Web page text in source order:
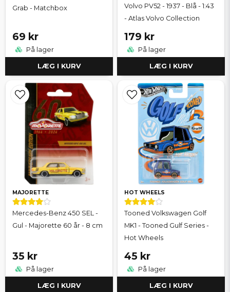
Grab - Matchbox
69 kr
På lager
LÆG I KURV
Volvo PV52 - 1937 - Blå - 1:43
- Atlas Volvo Collection
179 kr
På lager
LÆG I KURV
MAJORETTE
Mercedes-Benz 450 SEL -
Gul - Majorette 60 år - 8 cm
35 kr
På lager
LÆG I KURV
HOT WHEELS
Tooned Volkswagen Golf
MK1 - Tooned Gulf Series -
Hot Wheels
45 kr
På lager
LÆG I KURV